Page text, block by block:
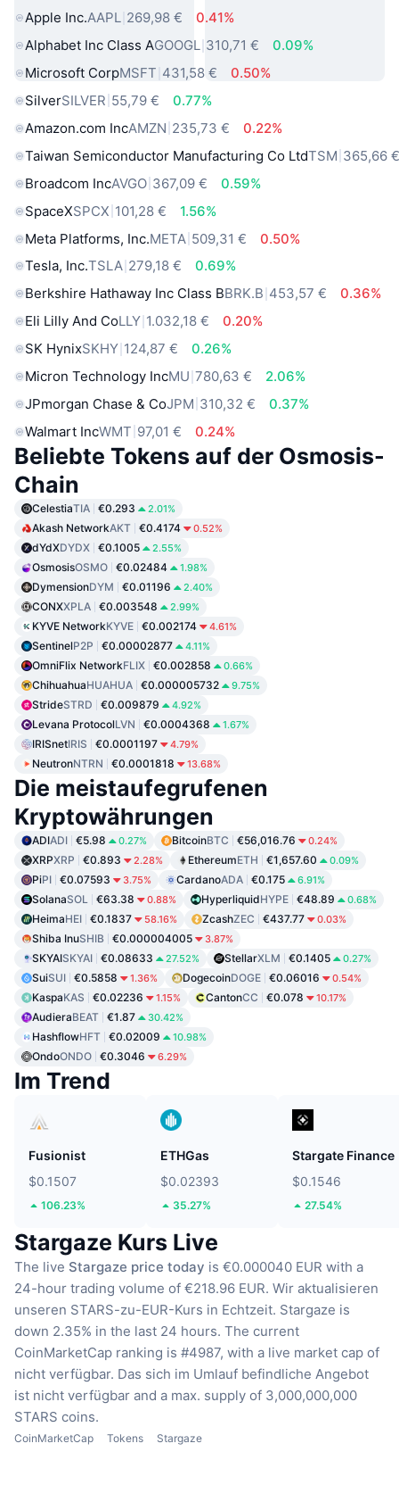
Apple Inc.AAPL 269,98 €
0.41%
Alphabet Inc Class AGOOGL 310,71 €
0.09%
Microsoft CorpMSFT 431,58 €
0.50%
SilverSILVER 55,79 €
0.77%
Amazon.com IncAMZN 235,73 €
0.22%
Taiwan Semiconductor Manufacturing Co LtdTSM 365,66
Broadcom IncAVGO 367,09 €
0.59%
SpaceXSPCX 101,28 €
1.56%
Meta Platforms, Inc.META 509,31 €
0.50%
Tesla, Inc.TSLA 279,18 €
0.69%
Berkshire Hathaway Inc Class BBRK.B 453,57 €
0.36%
Eli Lilly And CoLLY 1.032,18 €
0.20%
SK HynixSKHY 124,87 €
0.26%
Micron Technology IncMU 780,63 €
2.06%
JPmorgan Chase & CoJPM 310,32 €
0.37%
Walmart IncWMT 97,01 € 0.24%
Beliebte Tokens auf der Osmosis-
Chain
CelestiaTIA €0.293 2.01%
Akash NetworkAKT €0.4174 0.52%
dYdXDYDX €0.1005 2.55%
OsmosisOSMO €0.02484 1.98%
DymensionDYM €0.01196 2.40%
CONXXPLA €0.003548 2.99%
KYVE NetworkKYVE €0.002174 4.61%
SentinelP2P €0.00002877 4.11%
OmniFlix NetworkFLIX €0.002858 0.66%
ChihuahuaHUAHUA €0.000005732 9.75%
StrideSTRD €0.009879 4.92%
Levana ProtocolLVN €0.0004368 1.67%
IRISnetIRIS €0.0001197 4.79%
NeutronNTRN €0.0001818 13.68%
Die meistaufegrufenen
Kryptowährungen
ADIADI €5.98 0.27% BitcoinBTC €56,016.76 0.24%
XRPXRP €0.893 2.28% EthereumETH €1,657.60 0.09%
PiPI €0.07593 3.75% CardanoADA €0.175 6.91%
SolanaSOL €63.38 0.88% HyperliquidHYPE €48.89 0.68%
HeimaHEI €0.1837 58.16% ZcashZEC €437.77 0.03%
Shiba InuSHIB €0.000004005 3.87%
SKYAISKYAI €0.08633 27.52% StellarXLM €0.1405 0.27%
SuiSUI €0.5858 1.36% DogecoinDOGE €0.06016 0.54%
KaspaKAS €0.02236 1.15% CantonCC €0.078 10.17%
AudieraBEAT €1.87 30.42%
HashflowHFT €0.02009 10.98%
OndoONDO €0.3046 6.29%
Im Trend
Fusionist
$0.1507
106.23%
ETHGas
$0.02393
35.27%
Stargate Finance
$0.1546
27.54%
Stargaze Kurs Live
The live Stargaze price today is €0.000040 EUR with a
24-hour trading volume of €218.96 EUR. Wir aktualisieren
unseren STARS-zu-EUR-Kurs in Echtzeit. Stargaze is
down 2.35% in the last 24 hours. The current
CoinMarketCap ranking is #4987, with a live market cap of
nicht verfügbar. Das sich im Umlauf befindliche Angebot
ist nicht verfügbar and a max. supply of 3,000,000,000
STARS coins.
CoinMarketCap Tokens Stargaze